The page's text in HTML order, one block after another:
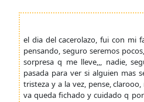
el dia del cacerolazo, fui con mi
pensando, seguro seremos
sorpresa q me lleve,,, nadie,
pasada para ver si alguien mas
tristeza y a la vez, pense,
va queda fichado y cuidado q